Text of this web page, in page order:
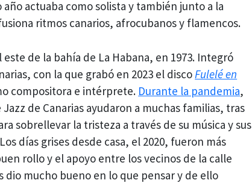
actuaba como solista y también junto a la
ritmos canarios, afrocubanos y flamencos.
de la bahía de La Habana, en 1973. Integró
con la que grabó en 2023 el discoFulelé en
compositora e intérprete. Durante la pandemia,
de Canarias ayudaron a muchas familias, tras
sobrellevar la tristeza a través de su música y sus
días grises desde casa, el 2020, fueron más
rollo y el apoyo entre los vecinos de la calle
dio mucho bueno en lo que pensar y de ello